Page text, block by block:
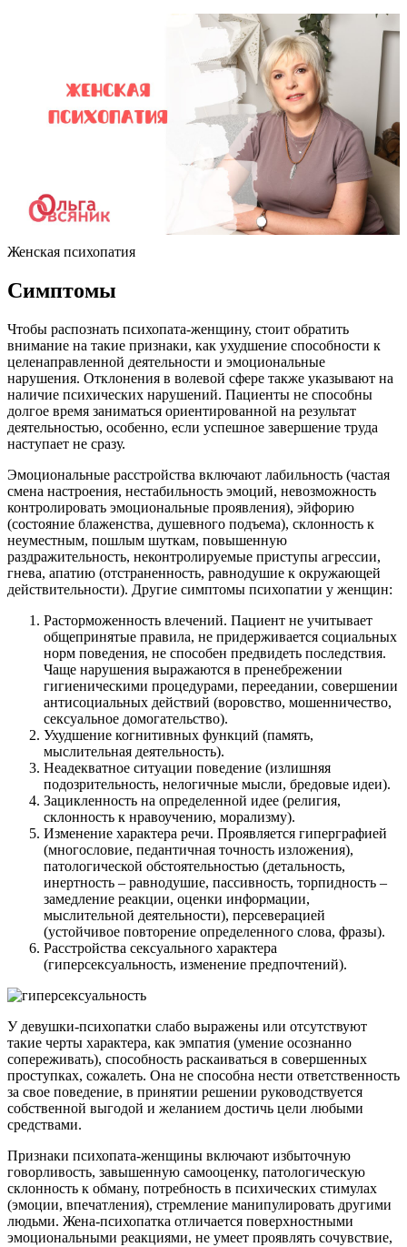
Женская психопатия
Симптомы
Чтобы распознать психопата-женщину, стоит обратить
внимание на такие признаки, как ухудшение способности к
целенаправленной деятельности и эмоциональные
нарушения. Отклонения в волевой сфере также указывают на
наличие психических нарушений. Пациенты не способны
долгое время заниматься ориентированной на результат
деятельностью, особенно, если успешное завершение труда
наступает не сразу.
Эмоциональные расстройства включают лабильность (частая
смена настроения, нестабильность эмоций, невозможность
контролировать эмоциональные проявления), эйфорию
(состояние блаженства, душевного подъема), склонность к
неуместным, пошлым шуткам, повышенную
раздражительность, неконтролируемые приступы агрессии,
гнева, апатию (отстраненность, равнодушие к окружающей
действительности). Другие симптомы психопатии у женщин:
Расторможенность влечений. Пациент не учитывает
общепринятые правила, не придерживается социальных
норм поведения, не способен предвидеть последствия.
Чаще нарушения выражаются в пренебрежении
гигиеническими процедурами, переедании, совершении
антисоциальных действий (воровство, мошенничество,
сексуальное домогательство).
Ухудшение когнитивных функций (память,
мыслительная деятельность).
Неадекватное ситуации поведение (излишняя
подозрительность, нелогичные мысли, бредовые идеи).
Зацикленность на определенной идее (религия,
склонность к нравоучению, морализму).
Изменение характера речи. Проявляется гиперграфией
(многословие, педантичная точность изложения),
патологической обстоятельностью (детальность,
инертность – равнодушие, пассивность, торпидность –
замедление реакции, оценки информации,
мыслительной деятельности), персеверацией
(устойчивое повторение определенного слова, фразы).
Расстройства сексуального характера
(гиперсексуальность, изменение предпочтений).
У девушки-психопатки слабо выражены или отсутствуют
такие черты характера, как эмпатия (умение осознанно
сопереживать), способность раскаиваться в совершенных
проступках, сожалеть. Она не способна нести ответственность
за свое поведение, в принятии решении руководствуется
собственной выгодой и желанием достичь цели любыми
средствами.
Признаки психопата-женщины включают избыточную
говорливость, завышенную самооценку, патологическую
склонность к обману, потребность в психических стимулах
(эмоции, впечатления), стремление манипулировать другими
людьми. Жена-психопатка отличается поверхностными
эмоциональными реакциями, не умеет проявлять сочувствие,